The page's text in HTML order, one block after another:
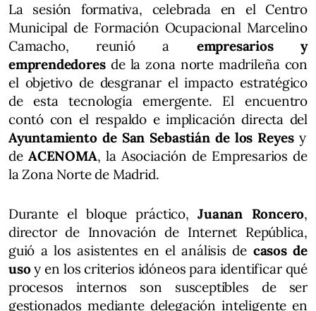
La sesión formativa, celebrada en el Centro
Municipal de Formación Ocupacional Marcelino
Camacho, reunió a empresarios y
emprendedoresde la zona norte madrileña con
el objetivo de desgranar el impacto estratégico
de esta tecnología emergente. El encuentro
contó con el respaldo e implicación directa del
Ayuntamiento de San Sebastián de los Reyes y
de ACENOMA, la Asociación de Empresarios de
la Zona Norte de Madrid.
Durante el bloque práctico,Juanan Roncero,
director de Innovación de Internet República,
guió a los asistentes en el análisis de casos de
usoy en los criterios idóneos para identificar qué
procesos internos son susceptibles de ser
gestionados mediante delegación inteligente en